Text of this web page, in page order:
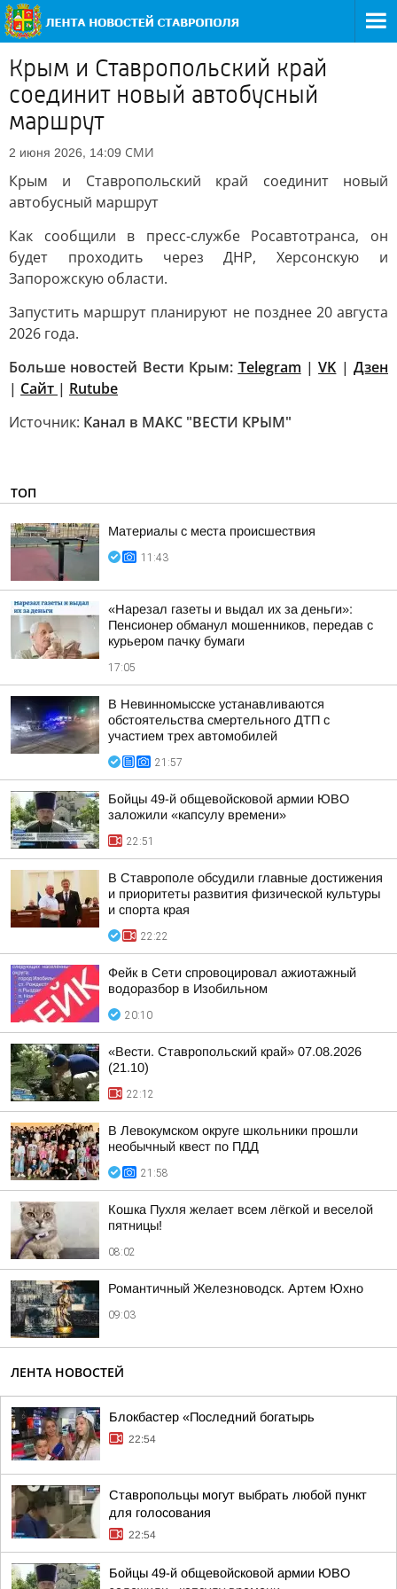
Крым и Ставропольский край
соединит новый автобусный
маршрут
2 июня 2026, 14:09 СМИ
Крым и Ставропольский край соединит новый
автобусный маршрут
Как сообщили в пресс-службе Росавтотранса, он
будет проходить через ДНР, Херсонскую и
Запорожскую области.
Запустить маршрут планируют не позднее 20 августа
2026 года.
Больше новостей Вести Крым: Telegram |VK | Дзен
| Сайт | Rutube
Источник: Канал в МАКС "ВЕСТИ КРЫМ"
ТОП
Материалы с места происшествия
11:43
«Нарезал газеты и выдал их за деньги»:
Пенсионер обманул мошенников, передав с
курьером пачку бумаги
17:05
В Невинномысске устанавливаются
обстоятельства смертельного ДТП с
участием трех автомобилей
21:57
Бойцы 49-й общевойсковой армии ЮВО
заложили «капсулу времени»
22:51
В Ставрополе обсудили главные достижения
и приоритеты развития физической культуры
и спорта края
22:22
Фейк в Сети спровоцировал ажиотажный
водоразбор в Изобильном
20:10
«Вести. Ставропольский край» 07.08.2026
(21.10)
22:12
В Левокумском округе школьники прошли
необычный квест по ПДД
21:58
Кошка Пухля желает всем лёгкой и веселой
пятницы!
08:02
Романтичный Железноводск. Артем Юхно
09:03
ЛЕНТА НОВОСТЕЙ
Блокбастер «Последний богатырь
22:54
Ставропольцы могут выбрать любой пункт
для голосования
22:54
Бойцы 49-й общевойсковой армии ЮВО